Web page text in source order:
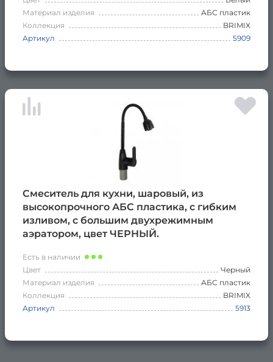
Материал изделия
АБС пластик
Коллекция
BRIMIX
Артикул
5909
Смеситель для кухни, шаровый, из
высокопрочного АБС пластика, с гибким
изливом, с большим двухрежимным
аэратором, цвет ЧЕРНЫЙ.
Есть в наличии
Цвет
Черный
Материал изделия
АБС пластик
Коллекция
BRIMIX
Артикул
5913